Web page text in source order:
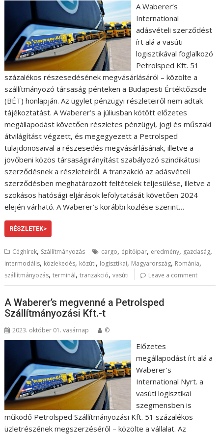
A Waberer’s
International
adásvételi szerződést
írt alá a vasúti
logisztikával foglalkozó
Petrolsped Kft. 51
százalékos részesedésének megvásárlásáról – közölte a
szállítmányozó társaság pénteken a Budapesti Értéktőzsde
(BÉT) honlapján. Az ügylet pénzügyi részleteiről nem adtak
tájékoztatást. A Waberer’s a júliusban kötött előzetes
megállapodást követően részletes pénzügyi, jogi és műszaki
átvilágítást végzett, és megegyezett a Petrolsped
tulajdonosaival a részesedés megvásárlásának, illetve a
jövőbeni közös társaságirányítást szabályozó szindikátusi
szerződésnek a részleteiről. A tranzakció az adásvételi
szerződésben meghatározott feltételek teljesülése, illetve a
szokásos hatósági eljárások lefolytatását követően 2024
elején várható. A Waberer’s korábbi közlése szerint…
RÉSZLETEK>
Céghírek, Szállítmányozás cargo, építőipar, eredmény, gazdaság,
intermodális, közlekedés, közúti, logisztikai, Magyarország, Románia,
szállítmányozás,terminál,tranzakció,vasúti Leave a comment
A Waberer’s megvenné a Petrolsped
Szállítmányozási Kft.-t
2023. október 01. vasárnap ©
Előzetes
megállapodást írt alá a
Waberer’s
International Nyrt. a
vasúti logisztikai
szegmensben is
működő Petrolsped Szállítmányozási Kft. 51 százalékos
üzletrészének megszerzéséről – közölte a vállalat. Az